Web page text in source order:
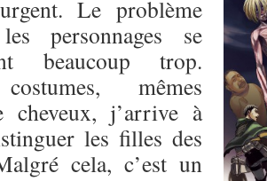
Le problème
personnages se
beaucoup trop.
mêmes
cheveux, j’arrive à
les filles des
cela, c’est un